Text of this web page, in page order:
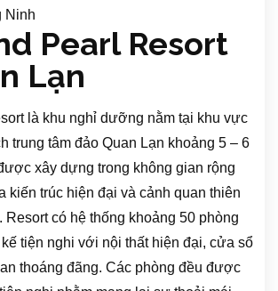
Pearl Resort
Lạn
là khu nghỉ dưỡng nằm tại khu vực
trung tâm đảo Quan Lạn khoảng 5 – 6
xây dựng trong không gian rộng
kiến trúc hiện đại và cảnh quan thiên
Resort có hệ thống khoảng 50 phòng
tiện nghi với nội thất hiện đại, cửa sổ
thoáng đãng. Các phòng đều được